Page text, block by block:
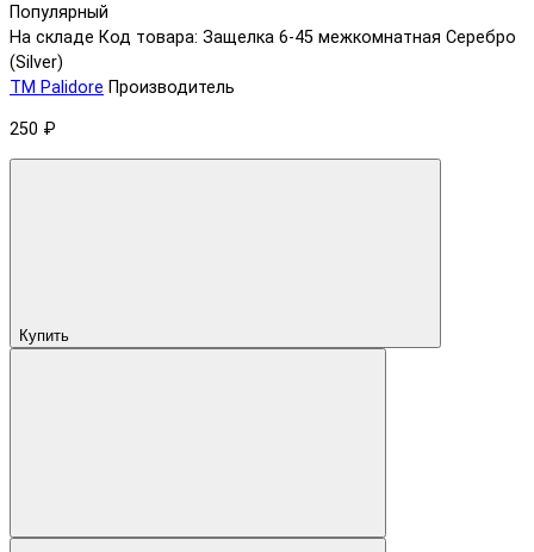
Популярный
На складе Код товара: Защелка 6-45 межкомнатная Серебро
(Silver)
ТМ Palidore Производитель
250 ₽
Купить